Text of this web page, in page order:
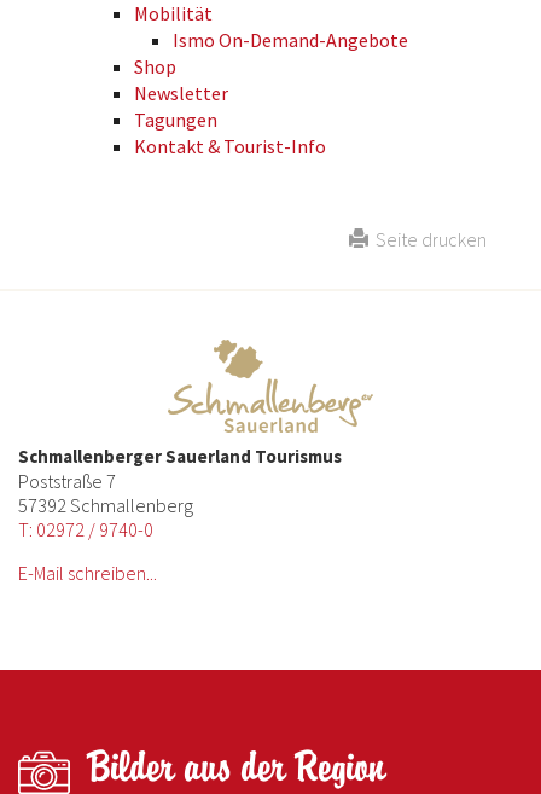
Mobilität
Ismo On-Demand-Angebote
Shop
Newsletter
Tagungen
Kontakt & Tourist-Info
Seite drucken
Schmallenberger Sauerland Tourismus
Poststraße 7
57392 Schmallenberg
T: 02972 / 9740-0
E-Mail schreiben...
Bilder aus der Region